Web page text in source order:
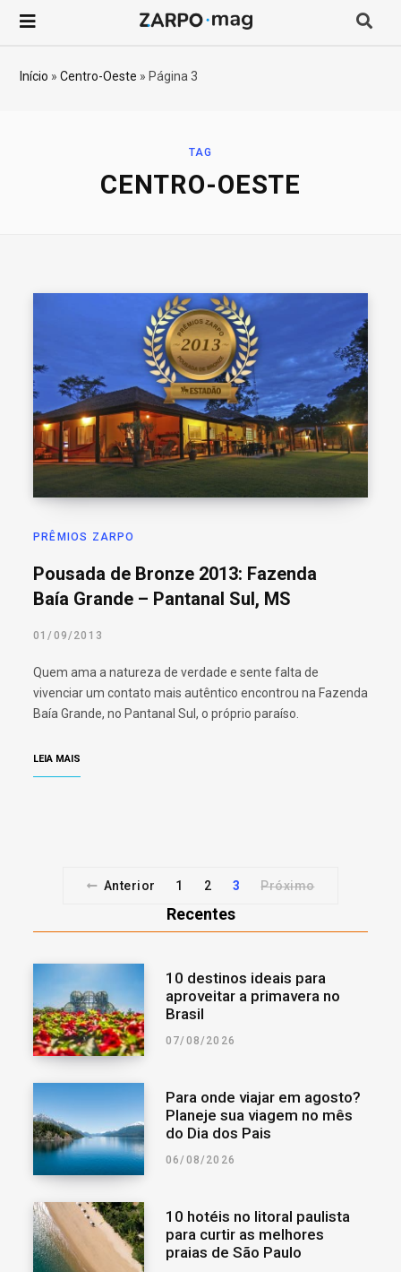
Início »Centro-Oeste » Página 3
TAG
CENTRO-OESTE
PRÊMIOS ZARPO
Pousada de Bronze 2013: Fazenda
Baía Grande – Pantanal Sul, MS
01/09/2013
Quem ama a natureza de verdade e sente falta de
vivenciar um contato mais autêntico encontrou na Fazenda
Baía Grande, no Pantanal Sul, o próprio paraíso.
LEIA MAIS
Anterior 1 2 3 Próximo
Recentes
10 destinos ideais para
aproveitar a primavera no
Brasil
07/08/2026
Para onde viajar em agosto?
Planeje sua viagem no mês
do Dia dos Pais
06/08/2026
10 hotéis no litoral paulista
para curtir as melhores
praias de São Paulo